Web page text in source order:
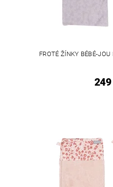
FROTÉ ŽÍNKY BÉBÉ-
249